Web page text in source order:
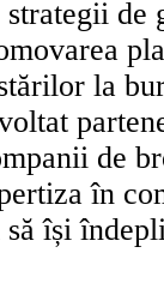
de
la
de
în
își